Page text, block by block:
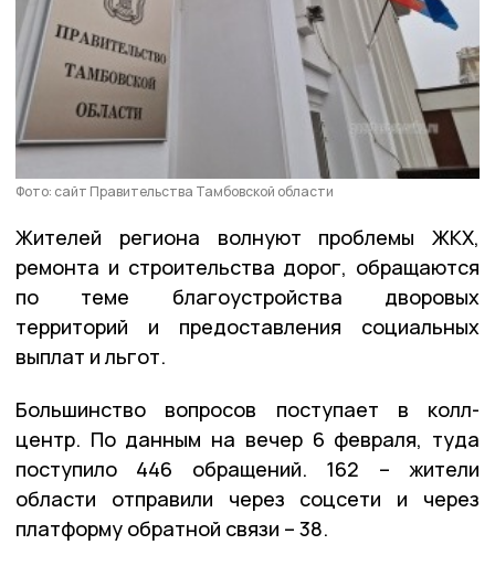
Фото: сайт Правительства Тамбовской области
Жителей региона волнуют проблемы ЖКХ,
ремонта и строительства дорог, обращаются
по теме благоустройства дворовых
территорий и предоставления социальных
выплат и льгот.
Большинство вопросов поступает в колл-
центр. По данным на вечер 6 февраля, туда
поступило 446 обращений. 162 – жители
области отправили через соцсети и через
платформу обратной связи – 38.